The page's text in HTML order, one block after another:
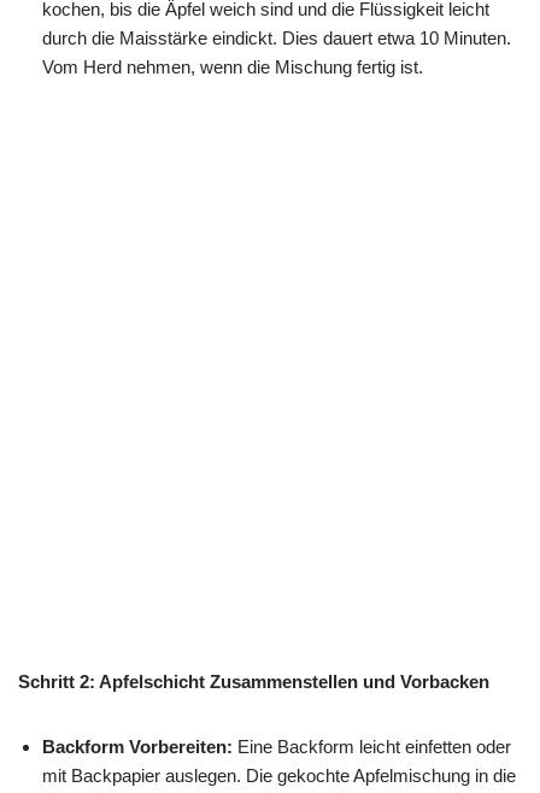
kochen, bis die Äpfel weich sind und die Flüssigkeit leicht
durch die Maisstärke eindickt. Dies dauert etwa 10 Minuten.
Vom Herd nehmen, wenn die Mischung fertig ist.
Schritt 2: Apfelschicht Zusammenstellen und Vorbacken
Backform Vorbereiten: Eine Backform leicht einfetten oder
mit Backpapier auslegen. Die gekochte Apfelmischung in die